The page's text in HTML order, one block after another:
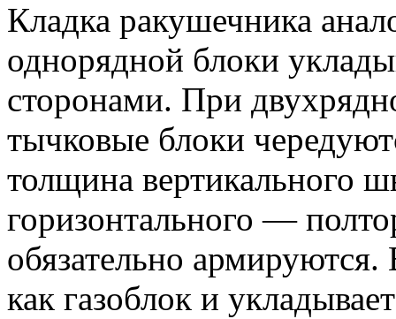
Кладка ракушечника
однорядной блоки
сторонами. При
тычковые блоки
толщина вертикального
горизонтального —
обязательно
как газоблок и